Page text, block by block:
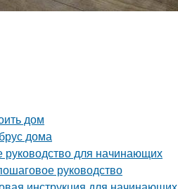
дом
дома
для начинающих
руководство